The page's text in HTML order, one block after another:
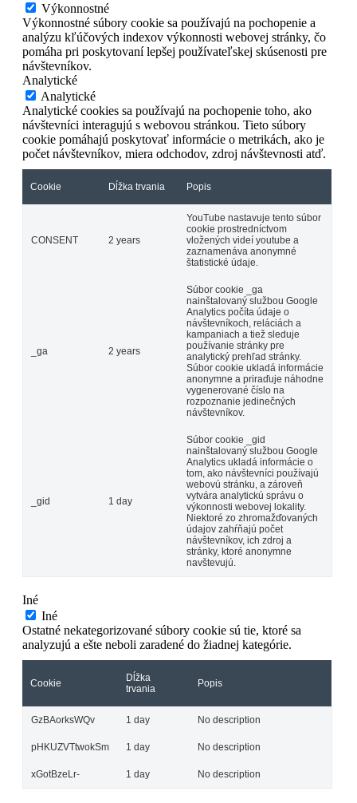
Výkonnostné
Výkonnostné súbory cookie sa používajú na pochopenie a
analýzu kľúčových indexov výkonnosti webovej stránky, čo
pomáha pri poskytovaní lepšej používateľskej skúsenosti pre
návštevníkov.
Analytické
Analytické
Analytické cookies sa používajú na pochopenie toho, ako
návštevníci interagujú s webovou stránkou. Tieto súbory
cookie pomáhajú poskytovať informácie o metrikách, ako je
počet návštevníkov, miera odchodov, zdroj návštevnosti atď.
Cookie Dĺžka trvania Popis
CONSENT 2 years
YouTube nastavuje tento súbor
cookie prostredníctvom
vložených videí youtube a
zaznamenáva anonymné
štatistické údaje.
_ga 2 years
Súbor cookie _ga
nainštalovaný službou Google
Analytics počíta údaje o
návštevníkoch, reláciách a
kampaniach a tiež sleduje
používanie stránky pre
analytický prehľad stránky.
Súbor cookie ukladá informácie
anonymne a priraďuje náhodne
vygenerované číslo na
rozpoznanie jedinečných
návštevníkov.
_gid 1 day
Súbor cookie _gid
nainštalovaný službou Google
Analytics ukladá informácie o
tom, ako návštevníci používajú
webovú stránku, a zároveň
vytvára analytickú správu o
výkonnosti webovej lokality.
Niektoré zo zhromažďovaných
údajov zahŕňajú počet
návštevníkov, ich zdroj a
stránky, ktoré anonymne
navštevujú.
Iné
Iné
Ostatné nekategorizované súbory cookie sú tie, ktoré sa
analyzujú a ešte neboli zaradené do žiadnej kategórie.
Cookie
Dĺžka
trvania
Popis
GzBAorksWQv 1 day No description
pHKUZVTtwokSm 1 day No description
xGotBzeLr- 1 day No description